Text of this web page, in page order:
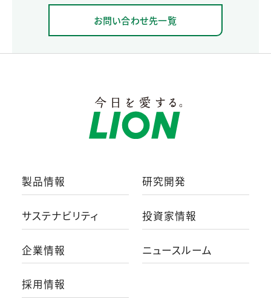
お問い合わせ先一覧
製品情報 研究開発
サステナビリティ 投資家情報
企業情報 ニュースルーム
採用情報